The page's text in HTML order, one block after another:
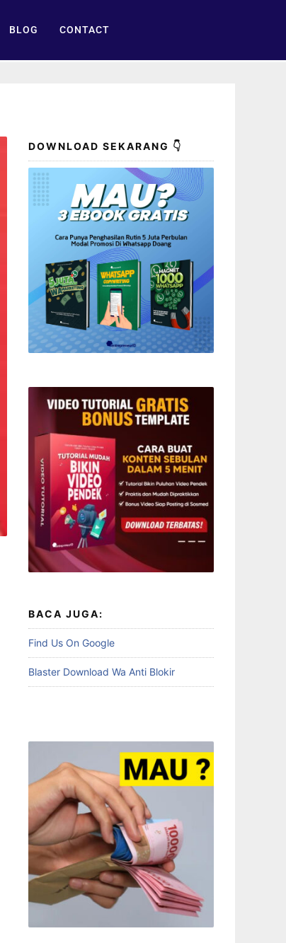
BLOG CONTACT
DOWNLOAD SEKARANG 👇
BACA JUGA:
Find Us On Google
Blaster Download Wa Anti Blokir